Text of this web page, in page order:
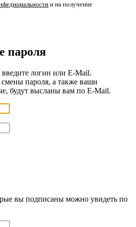
и на получение
пароля
логин или E-Mail.
смены пароля, а также ваши
будут высланы вам по E-Mail.
вы подписаны можно увидеть по